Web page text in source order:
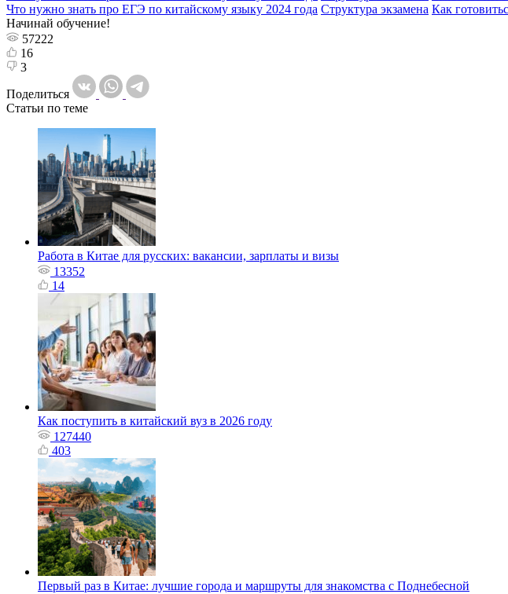
Что нужно знать про ЕГЭ по китайскому языку 2024 года Структура экзамена Как
Начинай обучение!
57222
16
3
Поделиться
Статьи по теме
Работа в Китае для русских: вакансии, зарплаты и визы
13352
14
Как поступить в китайский вуз в 2026 году
127440
403
Первый раз в Китае: лучшие города и маршруты для знакомства с Поднебесной